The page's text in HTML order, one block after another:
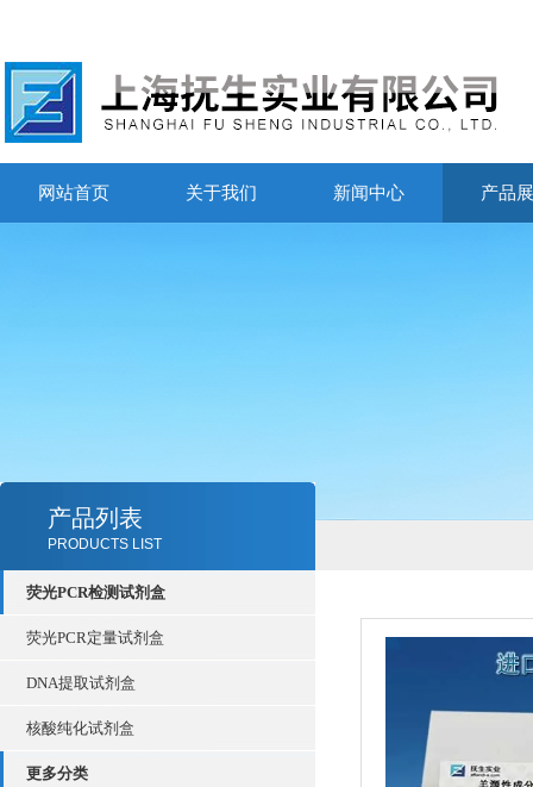
网站首页 关于我们 新闻中心 产品
产品列表
PRODUCTS LIST
荧光PCR检测试剂盒
荧光PCR定量试剂盒
DNA提取试剂盒
核酸纯化试剂盒
更多分类